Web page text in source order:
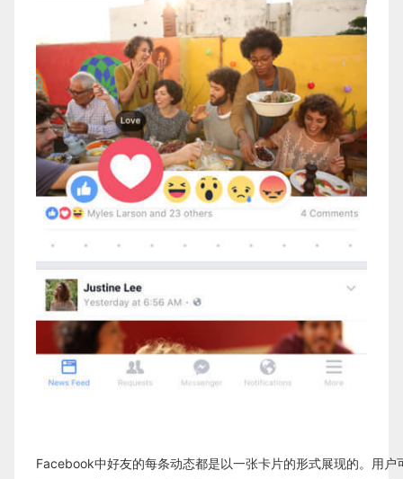
Facebook中好友的每条动态都是以一张卡片的形式展现的。用户